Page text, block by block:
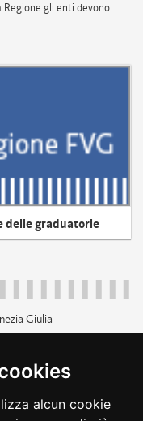
alcun cookie
Regione gli enti devono
delle graduatorie
Giulia